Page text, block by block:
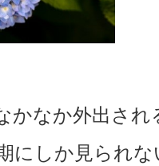
かなか外出さ
にしか見られ